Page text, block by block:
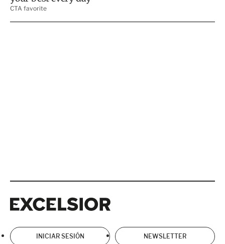
INICIAR SESIÓN NEWSLETTER